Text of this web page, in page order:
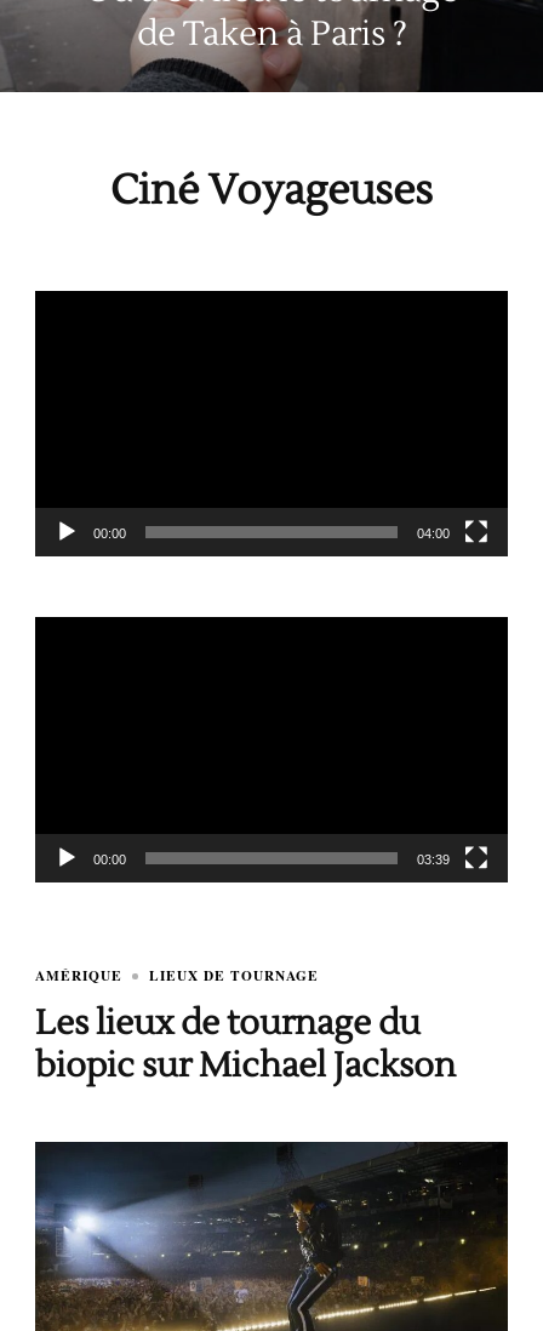
de Taken à Paris ?
Ciné Voyageuses
00:00 04:00
00:00 03:39
AMÉRIQUE LIEUX DE TOURNAGE
Les lieux de tournage du
biopic sur Michael Jackson